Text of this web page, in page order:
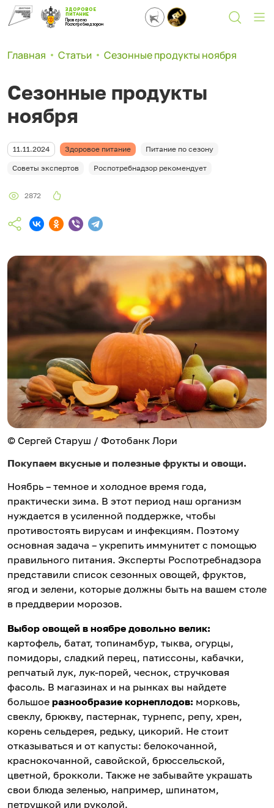
ЗДОРОВОЕ
ПИТАНИЕ
Проверено
Роспотребнадзором
Главная Статьи Сезонные продукты ноября
Сезонные продукты
ноября
11.11.2024 Здоровое питание Питание по сезону
Советы экспертов Роспотребнадзор рекомендует
2872
© Сергей Старуш / Фотобанк Лори
Покупаем вкусные и полезные фрукты и овощи.
Ноябрь – темное и холодное время года,
практически зима. В этот период наш организм
нуждается в усиленной поддержке, чтобы
противостоять вирусам и инфекциям. Поэтому
основная задача – укрепить иммунитет с помощью
правильного питания. Эксперты Роспотребнадзора
представили список сезонных овощей, фруктов,
ягод и зелени, которые должны быть на вашем столе
в преддверии морозов.
Выбор овощей в ноябре довольно велик:
картофель, батат, топинамбур, тыква, огурцы,
помидоры, сладкий перец, патиссоны, кабачки,
репчатый лук, лук-порей, чеснок, стручковая
фасоль. В магазинах и на рынках вы найдете
большое разнообразие корнеплодов: морковь,
свеклу, брюкву, пастернак, турнепс, репу, хрен,
корень сельдерея, редьку, цикорий. Не стоит
отказываться и от капусты: белокочанной,
краснокочанной, савойской, брюссельской,
цветной, брокколи. Также не забывайте украшать
свои блюда зеленью, например, шпинатом,
петрушкой или руколой.